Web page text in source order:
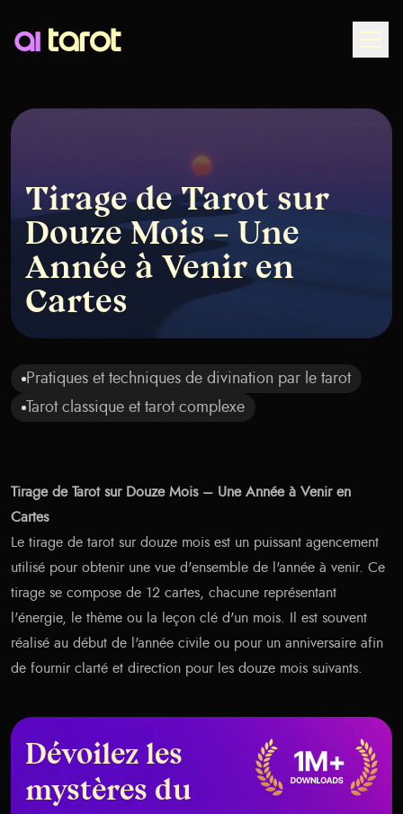
Tirage de Tarot sur
Douze Mois – Une
Année à Venir en
Cartes
Pratiques et techniques de divination par le tarot
Tarot classique et tarot complexe
Tirage de Tarot sur Douze Mois – Une Année à Venir en
Cartes
Le tirage de tarot sur douze mois est un puissant agencement
utilisé pour obtenir une vue d'ensemble de l'année à venir. Ce
tirage se compose de 12 cartes, chacune représentant
l'énergie, le thème ou la leçon clé d'un mois. Il est souvent
réalisé au début de l'année civile ou pour un anniversaire afin
de fournir clarté et direction pour les douze mois suivants.
Dévoilez les
mystères du